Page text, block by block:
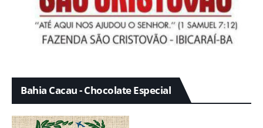
Bahia Cacau - Chocolate Especial